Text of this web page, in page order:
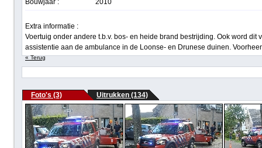
Bouwjaar :
2010
Extra informatie :
Voertuig onder andere t.b.v. bos- en heide brand bestrijding. Ook word dit
assistentie aan de ambulance in de Loonse- en Drunese duinen.
« Terug
Foto's (3) Uitrukken (134)